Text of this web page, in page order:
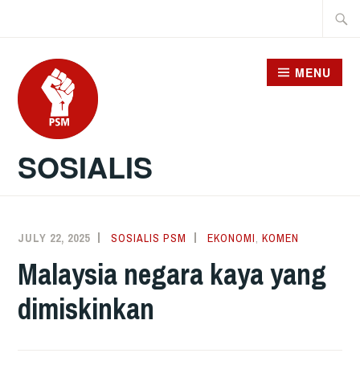
content
SOSIALIS
MENU
JULY 22, 2025 SOSIALIS PSM EKONOMI ,KOMEN
Malaysia negara kaya yang
dimiskinkan